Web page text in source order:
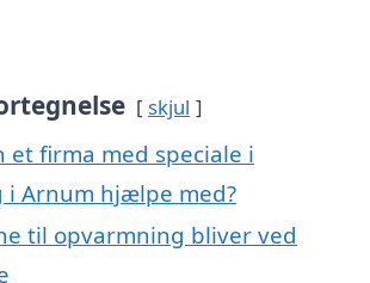
skjul
et firma med speciale i
i Arnum hjælpe med?
til opvarmning bliver ved